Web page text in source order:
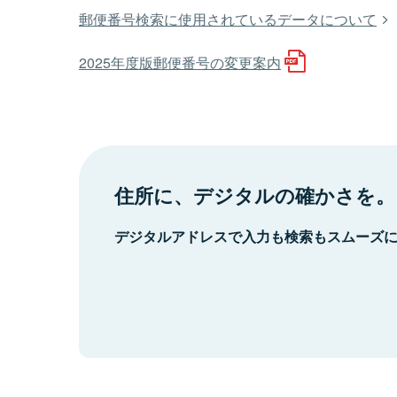
郵便番号検索に使用されているデータについて
2025年度版郵便番号の変更案内
住所に、デジタルの確かさを。
デジタルアドレスで入力も検索もスムーズ